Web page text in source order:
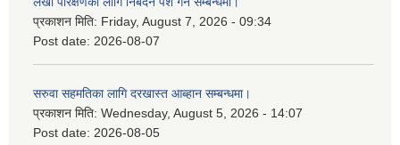
प्रकाशन मिति: Friday, August 7, 2026 - 09:34
Post date: 2026-08-07
सरुवा सहमतिका लागि दरखास्त आब्हान सम्बन्धमा।
प्रकाशन मिति: Wednesday, August 5, 2026 - 14:07
Post date: 2026-08-05